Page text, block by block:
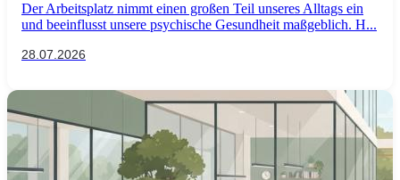
fördern?
Der Arbeitsplatz nimmt einen großen Teil unseres Alltags ein
und beeinflusst unsere psychische Gesundheit maßgeblich. H...
28.07.2026